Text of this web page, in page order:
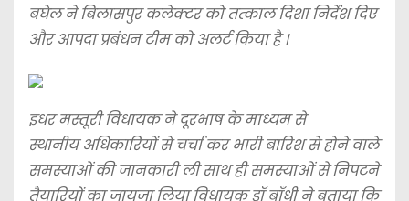
बघेल ने बिलासपुर कलेक्टर को तत्काल दिशा निर्देश दिए
और आपदा प्रबंधन टीम को अलर्ट किया है ।
इधर मस्तूरी विधायक ने दूरभाष के माध्यम से
स्थानीय अधिकारियों से चर्चा कर भारी बारिश से होने वाले
समस्याओं की जानकारी ली साथ ही समस्याओं से निपटने
तैयारियों का जायजा लिया विधायक डॉ बाँधी ने बताया कि